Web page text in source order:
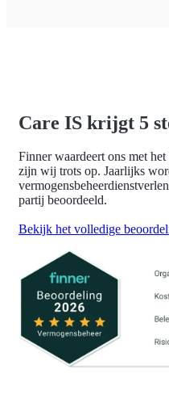
Care IS krijgt 5
Finner waardeert ons met
zijn wij trots op. Jaarlijks
partij beoordeeld.
Bekijk het volledige